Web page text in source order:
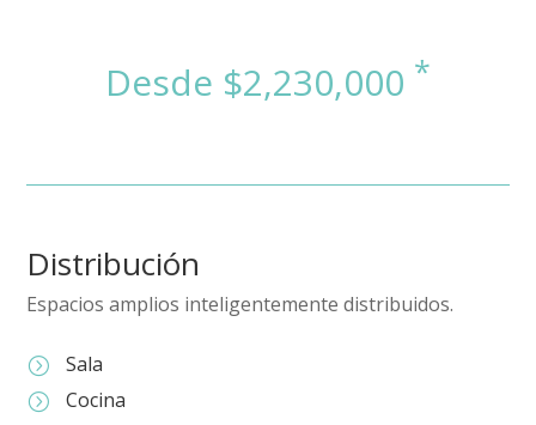
Distribución
Espacios amplios inteligentemente distribuidos.
= Sala
= Cocina